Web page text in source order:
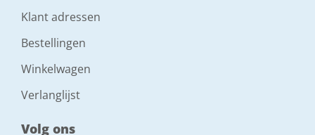
Klant adressen
Bestellingen
Winkelwagen
Verlanglijst
Volg ons